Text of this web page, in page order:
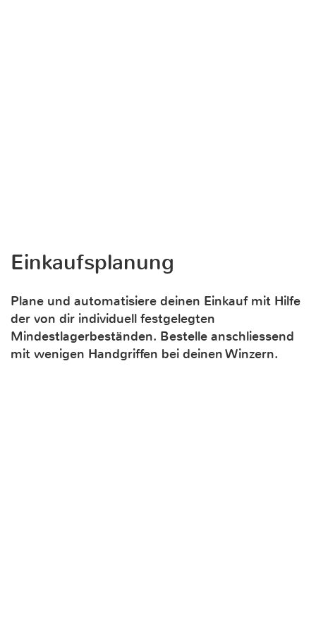
Einkaufsplanung
Plane und automatisiere deinen Einkauf mit Hilfe
der von dir individuell festgelegten
Mindestlagerbeständen. Bestelle anschliessend
mit wenigen Handgriffen bei deinen Winzern.